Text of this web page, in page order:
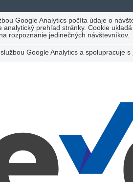
Google Analytics počíta údaje o
analytický prehľad stránky. Cookie
rozpoznanie jedinečných návštevníkov.
Google Analytics a spolupracuje s